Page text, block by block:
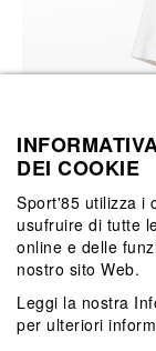
DEI COOKIE
Sport'85 utilizza i
usufruire di tutte
online e delle
nostro sito Web.
Leggi la nostra
per ulteriori